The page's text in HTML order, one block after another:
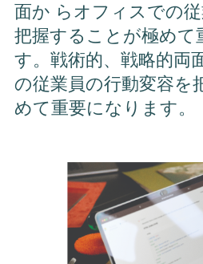
面か らオフィスでの
把握することが極めて
す。戦術的、戦略的両
の従業員の行動変容を
めて重要になります。